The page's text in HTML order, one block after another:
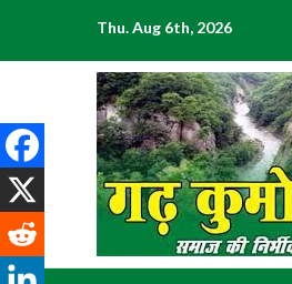
content
Thu. Aug 6th, 2026